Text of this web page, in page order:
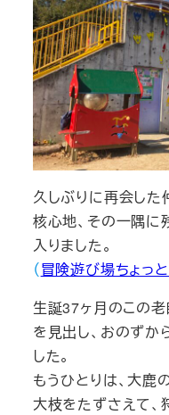
久しぶりに再会した
核心地、その一隅に
入りました。
（冒険遊び場ちょっ
生誕37ヶ月のこの老
を見出し、おのずか
した。
もうひとりは、大鹿
大枝をたずさえて、